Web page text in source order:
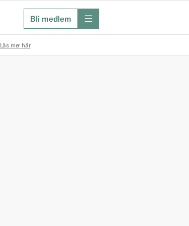
Bli medlem meny
Läs mer här